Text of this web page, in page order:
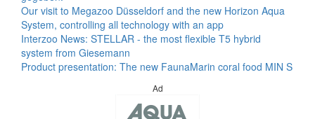
Our visit to Megazoo Düsseldorf and the new Horizon Aqua
System, controlling all technology with an app
Interzoo News: STELLAR - the most flexible T5 hybrid
system from Giesemann
Product presentation: The new FaunaMarin coral food MIN S
Ad